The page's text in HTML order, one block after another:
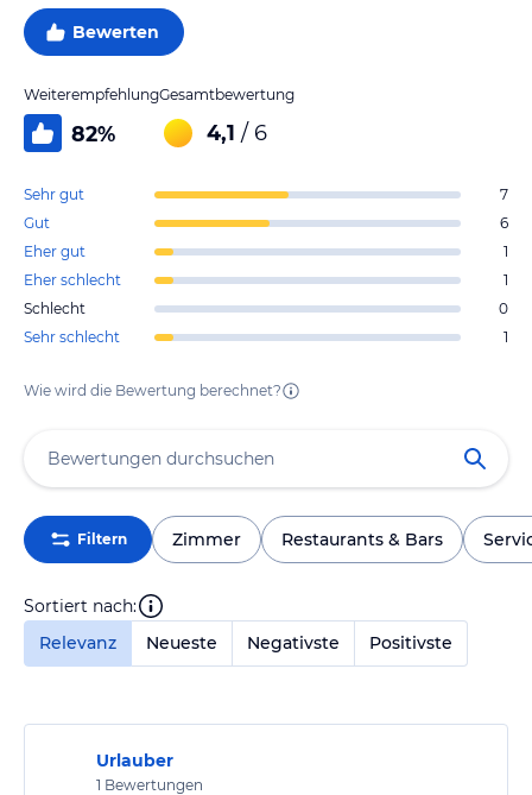
Bewerten
Weiterempfehlung
82%
Gesamtbewertung
4,1 / 6
Sehr gut
7
Gut
6
Eher gut
1
Eher schlecht
1
Schlecht
0
Sehr schlecht
1
Wie wird die Bewertung berechnet?
Filtern Zimmer Restaurants & Bars
Sortiert nach:
Relevanz
Neueste Negativste Positivste
Urlauber
1 Bewertungen